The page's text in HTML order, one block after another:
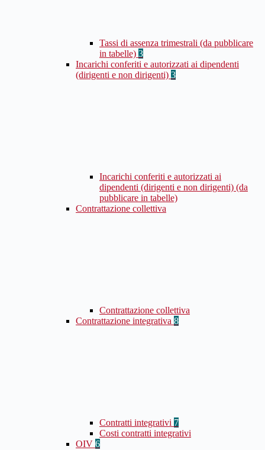
Tassi di assenza trimestrali (da pubblicare
in tabelle) 3
Incarichi conferiti e autorizzati ai dipendenti
(dirigenti e non dirigenti) 3
Incarichi conferiti e autorizzati ai
dipendenti (dirigenti e non dirigenti) (da
pubblicare in tabelle)
Contrattazione collettiva
Contrattazione collettiva
Contrattazione integrativa 8
Contratti integrativi 7
Costi contratti integrativi
OIV 6